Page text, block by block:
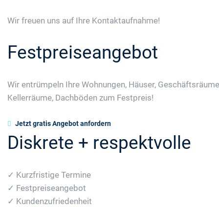
Wir freuen uns auf Ihre Kontaktaufnahme!
Festpreiseangebot
Wir entrümpeln Ihre Wohnungen, Häuser,
Kellerräume, Dachböden zum Festpreis!
Jetzt gratis Angebot anfordern
Diskrete + respektvolle
✓ Kurzfristige Termine
✓ Festpreiseangebot
✓ Kundenzufriedenheit